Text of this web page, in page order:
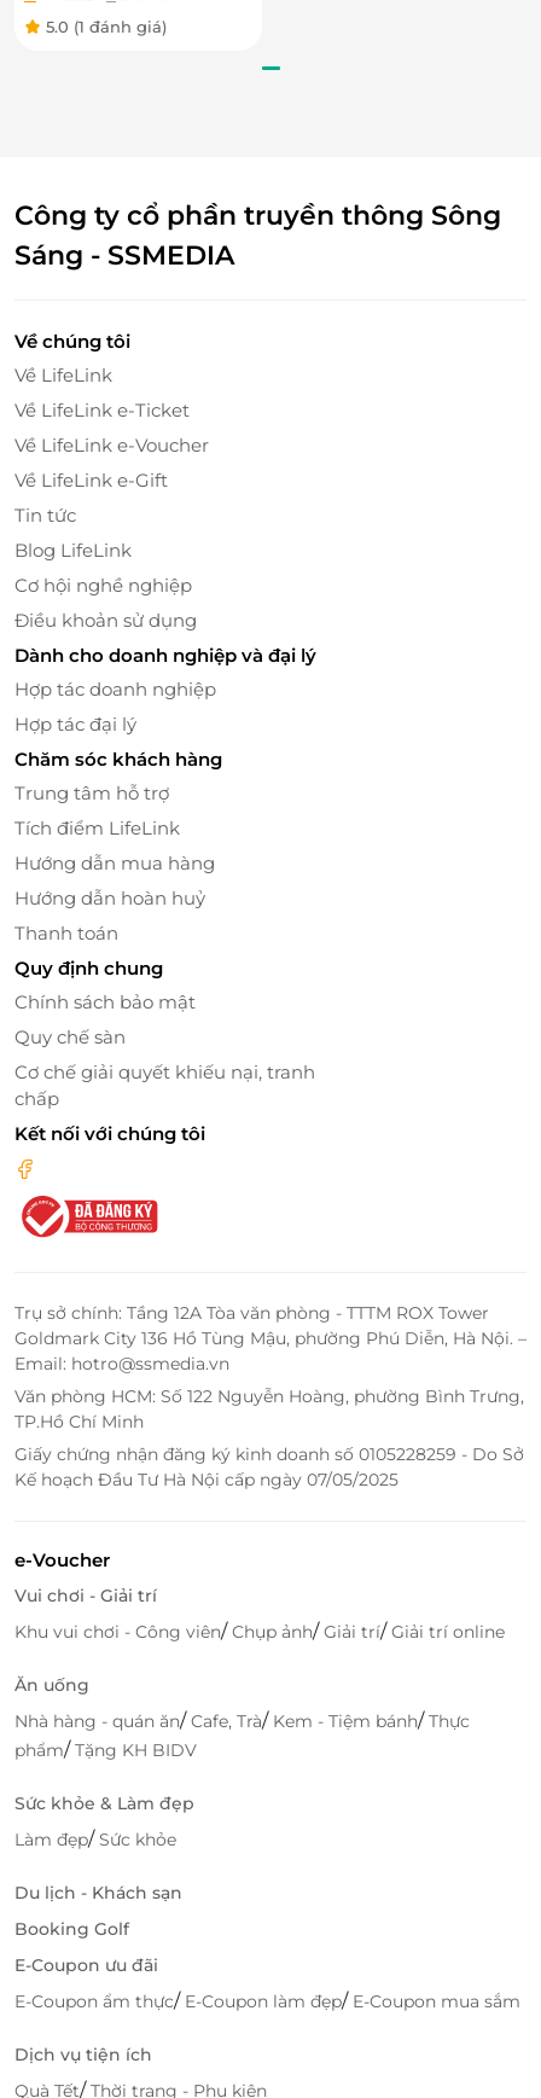
khách một nồi lẩu sệt vô cùng đặc sắc, thơm ngon.
ngoài các món chính nhúng lẩu bạn còn có thể ăn
không giới hạn tại quầy line
cho thực khách chọn lựa như salad, gỏi tai heo, rau
trộn, mì xào , cá chiên viên... được chế biến cầu kì,
bạn thêm ngọn miệng.
Thưởng thức một nồi lẩu sệt thực khách sẽ cảm
nhận được độ giòn ngọt của hải sản, mềm thơm từ
bò Mỹ, tươi ngon của các loại rau, chút béo ngậy từ
phô mai hòa quện với nhau nhờ nước sốt lẩu được
pha chế đặc biệt tạo nên món ăn thơm ngon, đậm vị
không thể chối từ.
thưởng thức lẩu sệt thơm ngon mà còn có cơ hội trải
nghiệm nét ẩm thực Trung Hoa các món dimsum lạ
5.0 (1 đánh giá)
Công ty cổ phần truyền thông Sông
Sáng - SSMEDIA
Về chúng tôi
Về LifeLink
Về LifeLink e-Ticket
Về LifeLink e-Voucher
Về LifeLink e-Gift
Tin tức
Blog LifeLink
Cơ hội nghề nghiệp
Điều khoản sử dụng
Dành cho doanh nghiệp và đại lý
Hợp tác doanh nghiệp
Hợp tác đại lý
Chăm sóc khách hàng
Trung tâm hỗ trợ
Tích điểm LifeLink
Hướng dẫn mua hàng
Hướng dẫn hoàn huỷ
Thanh toán
Quy định chung
Chính sách bảo mật
Quy chế sàn
Cơ chế giải quyết khiếu nại, tranh
chấp
Kết nối với chúng tôi
Trụ sở chính: Tầng 12A Tòa văn phòng - TTTM ROX Tower
Goldmark City 136 Hồ Tùng Mậu, phường Phú Diễn, Hà Nội. –
Email: hotro@ssmedia.vn
Văn phòng HCM: Số 122 Nguyễn Hoàng, phường Bình Trưng,
TP.Hồ Chí Minh
Giấy chứng nhận đăng ký kinh doanh số 0105228259 - Do Sở
Kế hoạch Đầu Tư Hà Nội cấp ngày 07/05/2025
e-Voucher
Vui chơi - Giải trí
Khu vui chơi - Công viên/Chụp ảnh/Giải trí/Giải trí online
Ăn uống
Nhà hàng - quán ăn/Cafe, Trà/ Kem - Tiệm bánh/Thực
phẩm/Tặng KH BIDV
Sức khỏe & Làm đẹp
Làm đẹp/Sức khỏe
Du lịch - Khách sạn
Booking Golf
E-Coupon ưu đãi
E-Coupon ẩm thực/ E-Coupon làm đẹp/ E-Coupon mua sắm
Dịch vụ tiện ích
Quà Tết/Thời trang - Phụ kiện